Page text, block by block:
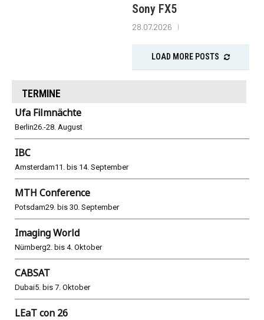
Sony FX5
28.07.2026
LOAD MORE POSTS
TERMINE
Ufa Filmnächte
Berlin26.-28. August
IBC
Amsterdam11. bis 14. September
MTH Conference
Potsdam29. bis 30. September
Imaging World
Nürnberg2. bis 4. Oktober
CABSAT
Dubai5. bis 7. Oktober
LEaT con 26